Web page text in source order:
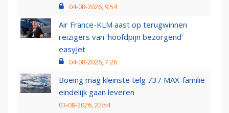
04-08-2026, 9:54
Air France-KLM aast op terugwinnen
reizigers van ‘hoofdpijn bezorgend’
easyJet
04-08-2026, 7:26
Boeing mag kleinste telg 737 MAX-familie
eindelijk gaan leveren
03-08-2026, 22:54